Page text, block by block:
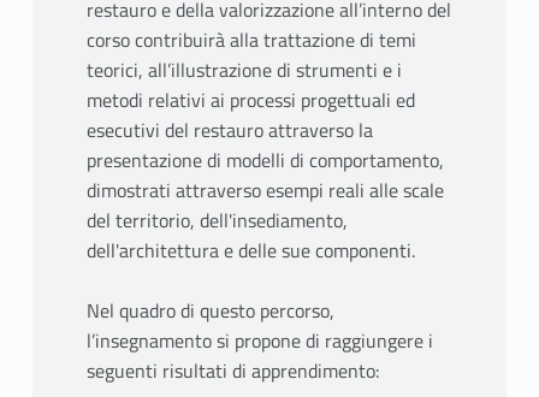
restauro e della valorizzazione all’interno del
corso contribuirà alla trattazione di temi
teorici, all’illustrazione di strumenti e i
metodi relativi ai processi progettuali ed
esecutivi del restauro attraverso la
presentazione di modelli di comportamento,
dimostrati attraverso esempi reali alle scale
del territorio, dell'insediamento,
dell'architettura e delle sue componenti.
Nel quadro di questo percorso,
l’insegnamento si propone di raggiungere i
seguenti risultati di apprendimento: